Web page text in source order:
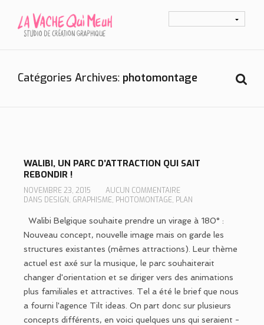
Catégories Archives photomontage
WALIBI, UN PARC D’ATTRACTION QUI SAIT
REBONDIR !
NOVEMBRE 23, 2015
AUCUN COMMENTAIRE
DANS DESIGN, GRAPHISME, PHOTOMONTAGE, PLAN
Walibi Belgique souhaite prendre un virage à 180° :
Nouveau concept, nouvelle image mais on garde les
structures existantes (mêmes attractions). Leur thème
actuel est axé sur la musique, le parc souhaiterait
changer d'orientation et se diriger vers des animations
plus familiales et attractives. Tel a été le brief que nous
a fourni l'agence Tilt ideas. On part donc sur plusieurs
concepts différents, en voici quelques uns qui seraient -